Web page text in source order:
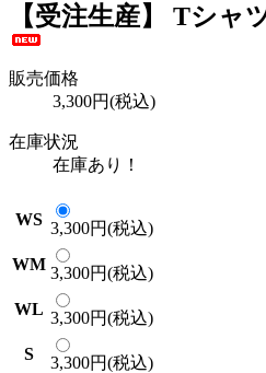
【受注生産】 Tシャ
販売価格
3,300円(税込)
在庫状況
在庫あり！
WS 3,300円(税込)
WM 3,300円(税込)
WL 3,300円(税込)
S
3,300円(税込)